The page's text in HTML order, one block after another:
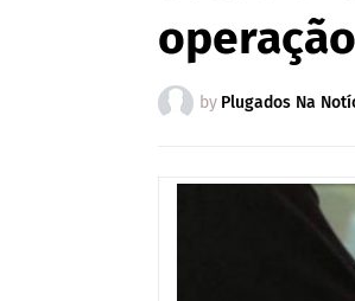
by Plugados Na